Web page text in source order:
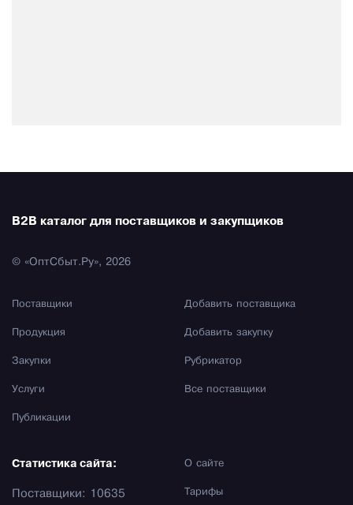
B2B каталог для поставщиков и закупщиков
© «ОптСбыт.Ру», 2026
Поставщики
Продукция
Закупки
Услуги
Публикации
Добавить поставщика
Добавить закупку
Рубрикатор
Все поставщики
О сайте
Тарифы
Статистика сайта:
Поставщики: 10635